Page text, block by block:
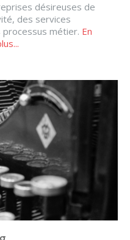
désireuses de
des services
métier. En